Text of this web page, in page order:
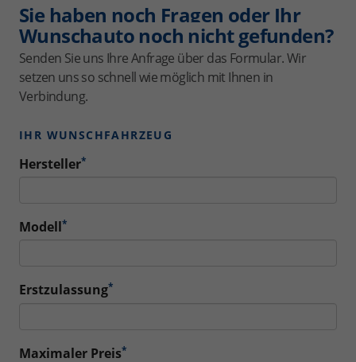
Sie haben noch Fragen oder Ihr
Wunschauto noch nicht gefunden?
Senden Sie uns Ihre Anfrage über das Formular. Wir
setzen uns so schnell wie möglich mit Ihnen in
Verbindung.
IHR WUNSCHFAHRZEUG
Hersteller*
Modell*
Erstzulassung*
Maximaler Preis*